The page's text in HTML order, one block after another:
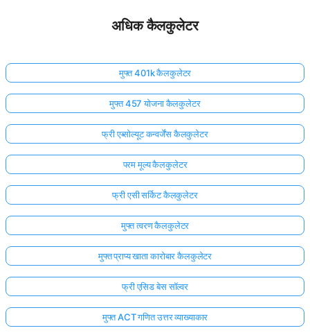
अधिक कैलकुलेटर
मुफ्त 401k कैलकुलेटर
मुफ्त 457 योजना कैलकुलेटर
फ्री एब्सोल्यूट कन्वर्जेंस कैलकुलेटर
परम मूल्य कैलकुलेटर
फ्री एसी सर्किट कैलकुलेटर
मुफ्त त्वरण कैलकुलेटर
मुफ्त प्राप्य खाता कारोबार कैलकुलेटर
फ्री एसिड बेस सॉल्वर
मुफ्त ACT गणित उत्तर व्याख्याकार